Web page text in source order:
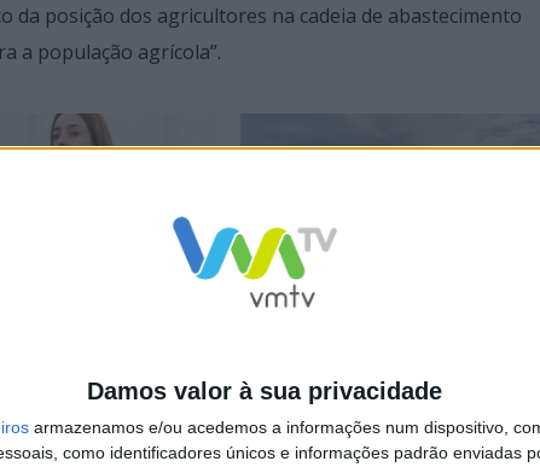
Damos valor à sua privacidade
armazenamos e/ou acedemos a informações num dispositivo,
como identificadores únicos e informações padrão enviadas
posição dos agricultores na cadeia de abastecimento
a população agrícola”.